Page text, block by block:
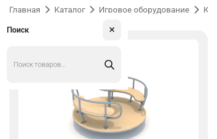
Поиск ✕
Главная Каталог Игровое оборудование